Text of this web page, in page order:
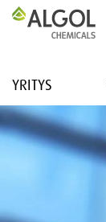
YRITYS